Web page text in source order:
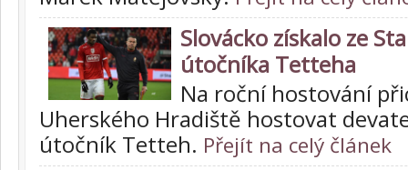
Slovácko získalo ze
útočníka Tetteha
Na roční hostování
Uherského Hradiště hostovat
útočník Tetteh. Přejít na celý článek